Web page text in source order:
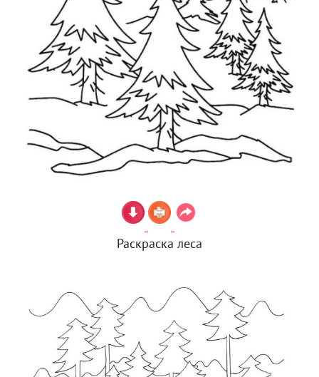
Раскраска леса